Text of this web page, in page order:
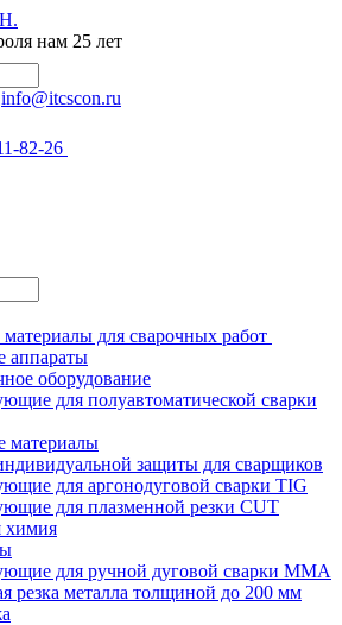
нам 25 лет
info@itcscon.ru
82-26
для сварочных работ
аппараты
оборудование
для полуавтоматической сварки
материалы
защиты для сварщиков
для аргонодуговой сварки TIG
для плазменной резки CUT
химия
для ручной дуговой сварки MMA
резка металла толщиной до 200 мм